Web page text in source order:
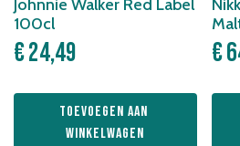
Johnnie Walker Red Label
100cl
€24,49
Toevoegen aan
winkelwagen
€